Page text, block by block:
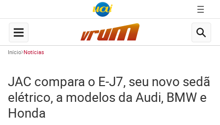
Início Notícias
JAC compara o E-J7, seu novo sedã
elétrico, a modelos da Audi, BMW e
Honda